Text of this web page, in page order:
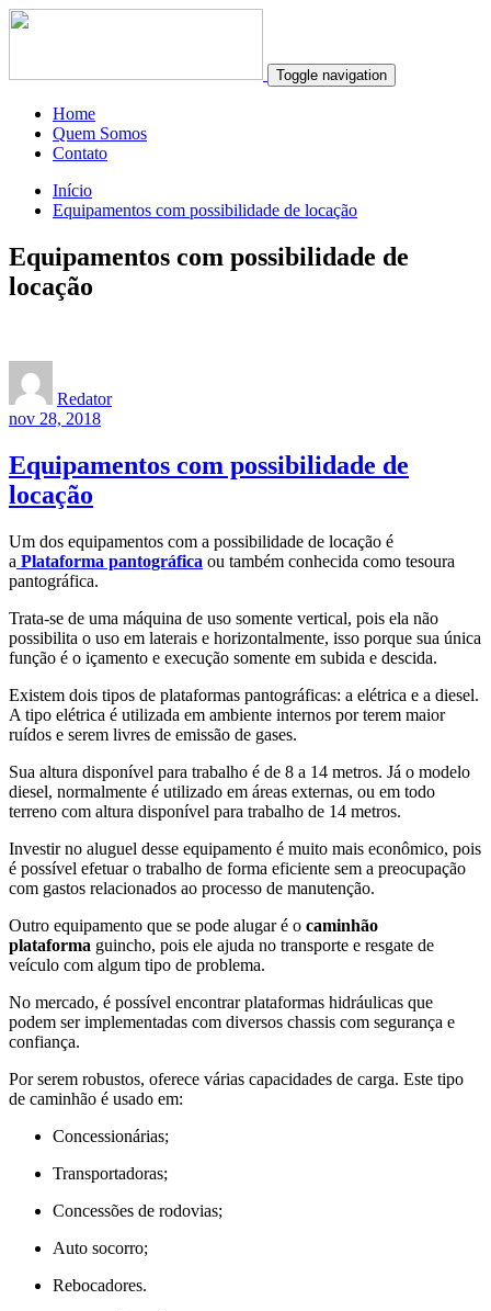
Toggle navigation
Home
Quem Somos
Contato
Início
Equipamentos com possibilidade de locação
Equipamentos com possibilidade de
locação
Redator
nov 28, 2018
Equipamentos com possibilidade de
locação
Um dos equipamentos com a possibilidade de locação é
a Plataforma pantográfica ou também conhecida como tesoura
pantográfica.
Trata-se de uma máquina de uso somente vertical, pois ela não
possibilita o uso em laterais e horizontalmente, isso porque sua única
função é o içamento e execução somente em subida e descida.
Existem dois tipos de plataformas pantográficas: a elétrica e a diesel.
A tipo elétrica é utilizada em ambiente internos por terem maior
ruídos e serem livres de emissão de gases.
Sua altura disponível para trabalho é de 8 a 14 metros. Já o modelo
diesel, normalmente é utilizado em áreas externas, ou em todo
terreno com altura disponível para trabalho de 14 metros.
Investir no aluguel desse equipamento é muito mais econômico, pois
é possível efetuar o trabalho de forma eficiente sem a preocupação
com gastos relacionados ao processo de manutenção.
Outro equipamento que se pode alugar é o caminhão
plataforma guincho, pois ele ajuda no transporte e resgate de
veículo com algum tipo de problema.
No mercado, é possível encontrar plataformas hidráulicas que
podem ser implementadas com diversos chassis com segurança e
confiança.
Por serem robustos, oferece várias capacidades de carga. Este tipo
de caminhão é usado em:
Concessionárias;
Transportadoras;
Concessões de rodovias;
Auto socorro;
Rebocadores.